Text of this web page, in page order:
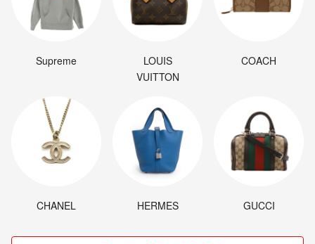
Supreme
LOUIS
VUITTON
COACH
CHANEL HERMES GUCCI